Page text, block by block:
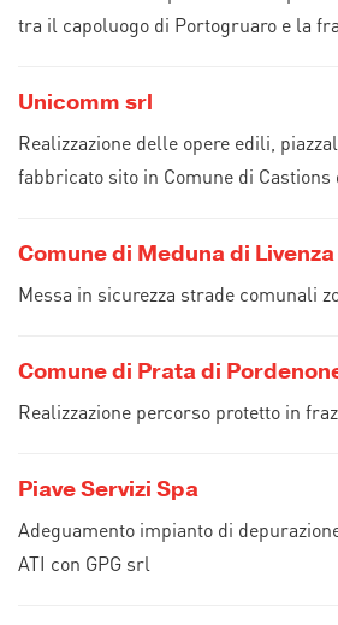
tra il capoluogo di Portogruaro e la
Unicomm srl
Realizzazione delle opere edili,
fabbricato sito in Comune di Castions
Comune di Meduna di Livenza
Messa in sicurezza strade comunali
Comune di Prata di
Realizzazione percorso protetto in
Piave Servizi Spa
Adeguamento impianto di
ATI con GPG srl